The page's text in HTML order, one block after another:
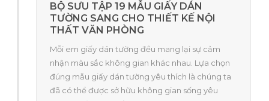
BỘ SƯU TẬP 19 MẪU GIẤY DÁN
TƯỜNG SANG CHO THIẾT KẾ NỘI
THẤT VĂN PHÒNG
Mỗi em giấy dán tường đều mang lại sự cảm
nhận màu sắc không gian khác nhau. Lựa chọn
đúng mẫu giấy dán tường yêu thích là chúng ta
đã có thể được sở hữu không gian sống yêu